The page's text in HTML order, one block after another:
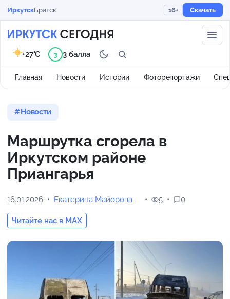
ИркутскБратск 16+ Скачать
Главная Новости Истории Фоторепортажи
+27°C 3 3 балла
Новости
Маршрутка сгорела в
Иркутском районе
Приангарья
16.01.2026 Екатерина Майорова
Читайте нас в MAX
5 0